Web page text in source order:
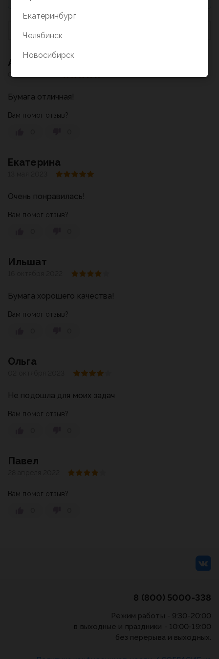
Сначала с высокой оценкой
Артем
08 июля 2022
Бумага отличная!
Вам помог отзыв?
Екатерина
Очень понравилась!
Вам помог отзыв?
Ильшат
Бумага хорошего качества!
Вам помог отзыв?
Ольга
Не подошла для моих задач
Вам помог отзыв?
Павел
Вам помог отзыв?
8 (800) 5000-338
Режим работы - 9:30-20:00
в выходные и праздники - 10:00-19:00
без перерыва и выходных.
Екатеринбург
Челябинск
Новосибирск